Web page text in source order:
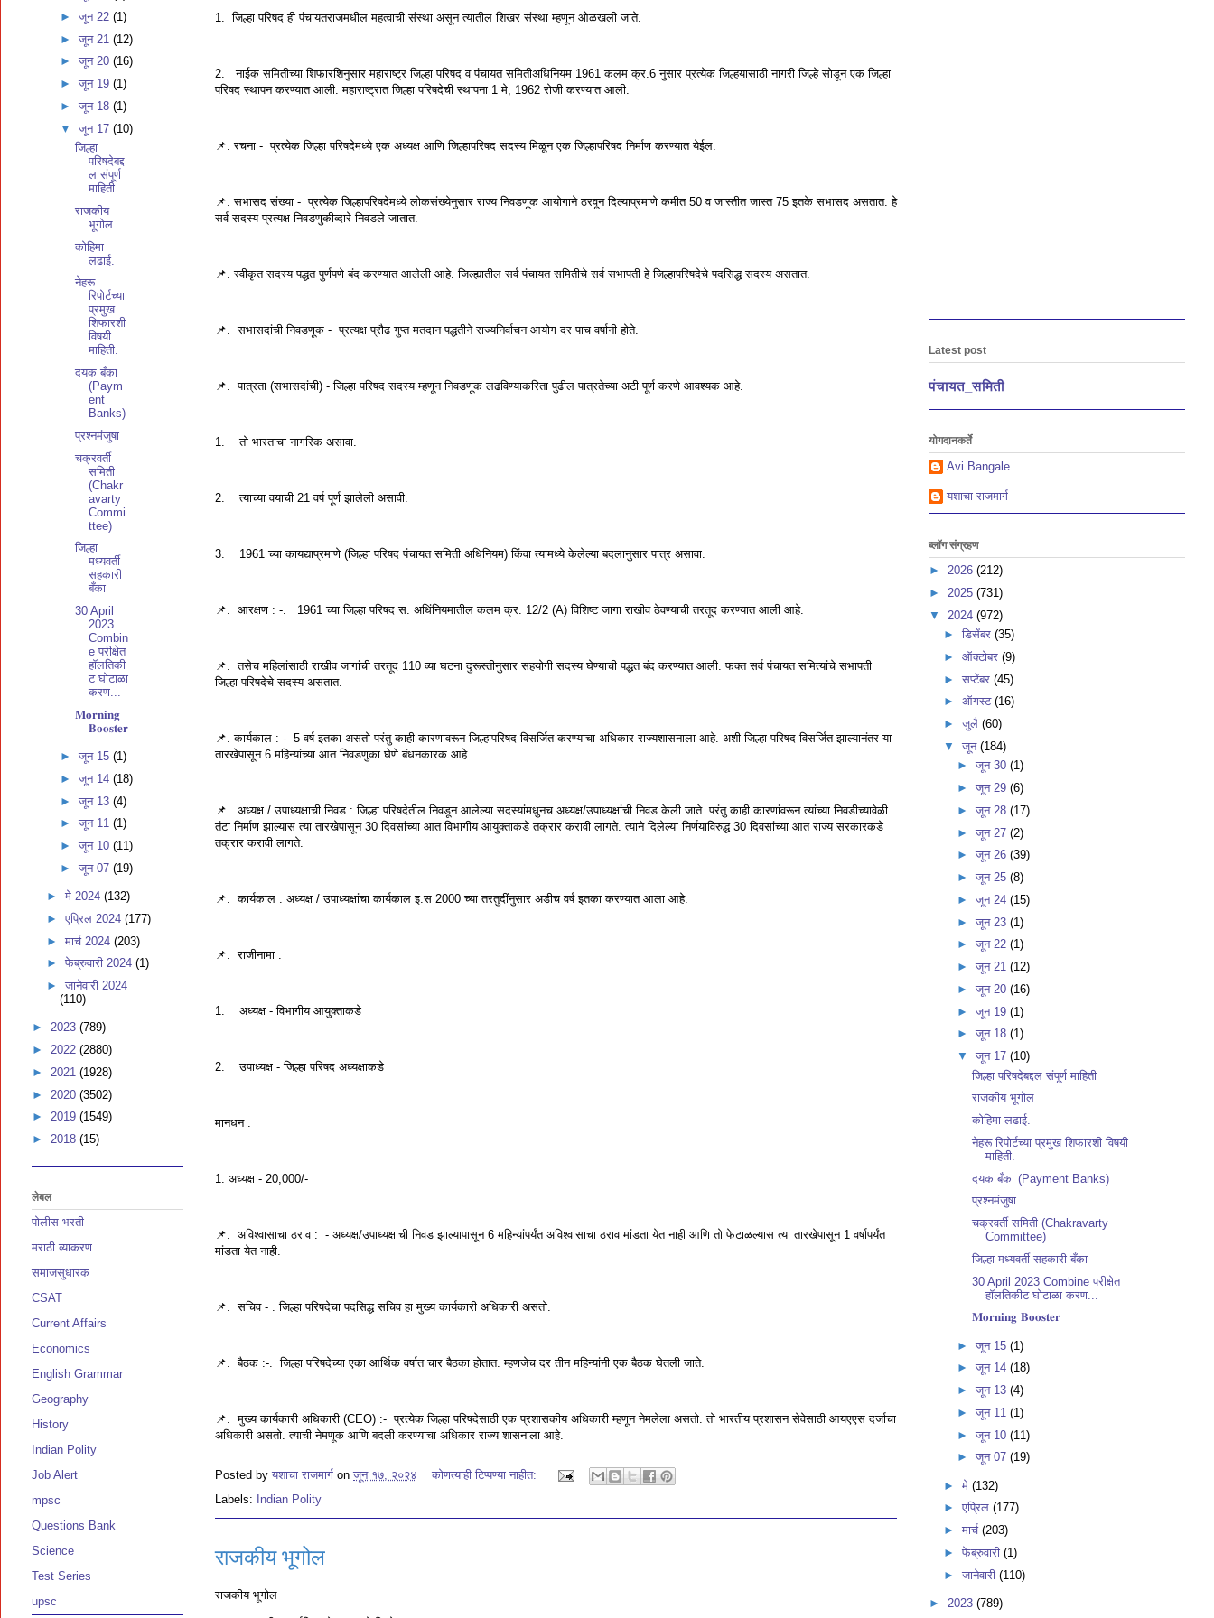
1. जिल्हा परिषद ही पंचायतराजमधील महत्वाची संस्था असून त्यातील शिखर संस्था म्हणून ओळखली जाते.
2. नाईक समितीच्या शिफारशिनुसार महाराष्ट्र जिल्हा परिषद व पंचायत समितीअधिनियम 1961 कलम क्र.6 नुसार प्रत्येक जिल्हयासाठी नागरी जिल्हे सोडून एक जिल्हा
परिषद स्थापन करण्यात आली. महाराष्ट्रात जिल्हा परिषदेची स्थापना 1 मे, 1962 रोजी करण्यात आली.
📌. रचना - प्रत्येक जिल्हा परिषदेमध्ये एक अध्यक्ष आणि जिल्हापरिषद सदस्य मिळून एक जिल्हापरिषद निर्माण करण्यात येईल.
📌. सभासद संख्या - प्रत्येक जिल्हापरिषदेमध्ये लोकसंख्येनुसार राज्य निवडणूक आयोगाने ठरवून दिल्याप्रमाणे कमीत 50 व जास्तीत जास्त 75 इतके सभासद असतात. हे
सर्व सदस्य प्रत्यक्ष निवडणुकीव्दारे निवडले जातात.
📌. स्वीकृत सदस्य पद्धत पुर्णपणे बंद करण्यात आलेली आहे. जिल्ह्यातील सर्व पंचायत समितीचे सर्व सभापती हे जिल्हापरिषदेचे पदसिद्ध सदस्य असतात.
📌. सभासदांची निवडणूक - प्रत्यक्ष प्रौढ गुप्त मतदान पद्धतीने राज्यनिर्वाचन आयोग दर पाच वर्षानी होते.
📌. पात्रता (सभासदांची) - जिल्हा परिषद सदस्य म्हणून निवडणूक लढविण्याकरिता पुढील पात्रतेच्या अटी पूर्ण करणे आवश्यक आहे.
1. तो भारताचा नागरिक असावा.
2. त्याच्या वयाची 21 वर्ष पूर्ण झालेली असावी.
3. 1961 च्या कायद्याप्रमाणे (जिल्हा परिषद पंचायत समिती अधिनियम) किंवा त्यामध्ये केलेल्या बदलानुसार पात्र असावा.
📌. आरक्षण : -. 1961 च्या जिल्हा परिषद स. अधिंनियमातील कलम क्र. 12/2 (A) विशिष्ट जागा राखीव ठेवण्याची तरतूद करण्यात आली आहे.
📌. तसेच महिलांसाठी राखीव जागांची तरतूद 110 व्या घटना दुरूस्तीनुसार सहयोगी सदस्य घेण्याची पद्धत बंद करण्यात आली. फक्त सर्व पंचायत समित्यांचे सभापती
जिल्हा परिषदेचे सदस्य असतात.
📌. कार्यकाल : - 5 वर्ष इतका असतो परंतु काही कारणावरून जिल्हापरिषद विसर्जित करण्याचा अधिकार राज्यशासनाला आहे. अशी जिल्हा परिषद विसर्जित झाल्यानंतर या
तारखेपासून 6 महिन्यांच्या आत निवडणुका घेणे बंधनकारक आहे.
📌. अध्यक्ष / उपाध्यक्षाची निवड : जिल्हा परिषदेतील निवडून आलेल्या सदस्यांमधुनच अध्यक्ष/उपाध्यक्षांची निवड केली जाते. परंतु काही कारणांवरून त्यांच्या निवडीच्यावेळी
तंटा निर्माण झाल्यास त्या तारखेपासून 30 दिवसांच्या आत विभागीय आयुक्ताकडे तक्रार करावी लागते. त्याने दिलेल्या निर्णयाविरुद्ध 30 दिवसांच्या आत राज्य सरकारकडे
तक्रार करावी लागते.
📌. कार्यकाल : अध्यक्ष / उपाध्यक्षांचा कार्यकाल इ.स 2000 च्या तरतुदींनुसार अडीच वर्ष इतका करण्यात आला आहे.
📌. राजीनामा :
1. अध्यक्ष - विभागीय आयुक्ताकडे
2. उपाध्यक्ष - जिल्हा परिषद अध्यक्षाकडे
मानधन :
1. अध्यक्ष - 20,000/-
📌. अविश्वासाचा ठराव : - अध्यक्ष/उपाध्यक्षाची निवड झाल्यापासून 6 महिन्यांपर्यंत अविश्वासाचा ठराव मांडता येत नाही आणि तो फेटाळल्यास त्या तारखेपासून 1 वर्षापर्यंत
मांडता येत नाही.
📌. सचिव - . जिल्हा परिषदेचा पदसिद्ध सचिव हा मुख्य कार्यकारी अधिकारी असतो.
📌. बैठक :-. जिल्हा परिषदेच्या एका आर्थिक वर्षात चार बैठका होतात. म्हणजेच दर तीन महिन्यांनी एक बैठक घेतली जाते.
📌. मुख्य कार्यकारी अधिकारी (CEO) :- प्रत्येक जिल्हा परिषदेसाठी एक प्रशासकीय अधिकारी म्हणून नेमलेला असतो. तो भारतीय प्रशासन सेवेसाठी आयएएस दर्जाचा
अधिकारी असतो. त्याची नेमणूक आणि बदली करण्याचा अधिकार राज्य शासनाला आहे.
Posted by यशाचा राजमार्ग on जून १७, २०२४
कोणत्याही टिप्पण्‍या नाहीत:
Labels: Indian Polity
राजकीय भूगोल
राजकीय भूगोल
►जून 22(1)
►जून 21(12)
►जून 20(16)
►जून 19(1)
►जून 18(1)
▼जून 17(10)
जिल्हा
परिषदेबद्द
ल संपूर्ण
माहिती
राजकीय
भूगोल
कोहिमा
लढाई.
नेहरू
रिपोर्टच्या
प्रमुख
शिफारशी
विषयी
माहिती.
दयक बँका
(Paym
ent
Banks)
प्रश्नमंजुषा
चक्रवर्ती
समिती
(Chakr
avarty
Commi
ttee)
जिल्हा
मध्यवर्ती
सहकारी
बँका
30 April
2023
Combin
e परीक्षेत
हॉलतिकी
ट घोटाळा
करण...
𝐌𝐨𝐫𝐧𝐢𝐧𝐠
𝐁𝐨𝐨𝐬𝐭𝐞𝐫
►जून 15(1)
►जून 14(18)
►जून 13(4)
►जून 11(1)
►जून 10(11)
►जून 07(19)
► मे 2024 (132)
► एप्रिल 2024 (177)
► मार्च 2024 (203)
► फेब्रुवारी 2024 (1)
► जानेवारी 2024
(110)
► 2023 (789)
► 2022 (2880)
► 2021 (1928)
► 2020 (3502)
► 2019 (1549)
► 2018 (15)
लेबल
पोलीस भरती
मराठी व्याकरण
समाजसुधारक
CSAT
Current Affairs
Economics
English Grammar
Geography
History
Indian Polity
Job Alert
mpsc
Questions Bank
Science
Test Series
upsc
Latest post
पंचायत_समिती
योगदानकर्ते
Avi Bangale
यशाचा राजमार्ग
ब्लॉग संग्रहण
► 2026 (212)
► 2025 (731)
▼ 2024 (972)
► डिसेंबर (35)
► ऑक्टोबर (9)
► सप्टेंबर (45)
► ऑगस्ट (16)
► जुलै (60)
▼ जून (184)
►जून 30(1)
►जून 29(6)
►जून 28(17)
►जून 27(2)
►जून 26(39)
►जून 25(8)
►जून 24(15)
►जून 23(1)
►जून 22(1)
►जून 21(12)
►जून 20(16)
►जून 19(1)
►जून 18(1)
▼जून 17(10)
जिल्हा परिषदेबद्दल संपूर्ण माहिती
राजकीय भूगोल
कोहिमा लढाई.
नेहरू रिपोर्टच्या प्रमुख शिफारशी विषयी
माहिती.
दयक बँका (Payment Banks)
प्रश्नमंजुषा
चक्रवर्ती समिती (Chakravarty
Committee)
जिल्हा मध्यवर्ती सहकारी बँका
30 April 2023 Combine परीक्षेत
हॉलतिकीट घोटाळा करण...
𝐌𝐨𝐫𝐧𝐢𝐧𝐠 𝐁𝐨𝐨𝐬𝐭𝐞𝐫
►जून 15(1)
►जून 14(18)
►जून 13(4)
►जून 11(1)
►जून 10(11)
►जून 07(19)
► मे (132)
► एप्रिल (177)
► मार्च (203)
► फेब्रुवारी (1)
► जानेवारी (110)
► 2023 (789)